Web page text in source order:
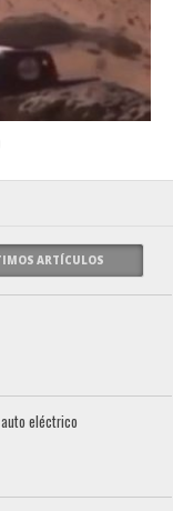
ARTÍCULOS
eléctrico